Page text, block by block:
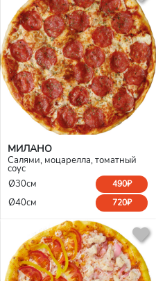
МИЛАНО
Салями, моцарелла, томатный
соус
Ø30см
490₽
Ø40см 720₽